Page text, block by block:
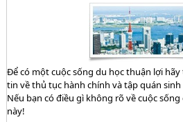
Để có một cuộc sống du học thuận lợi
tin về thủ tục hành chính và tập quán
Nếu bạn có điều gì không rõ về cuộc
này!